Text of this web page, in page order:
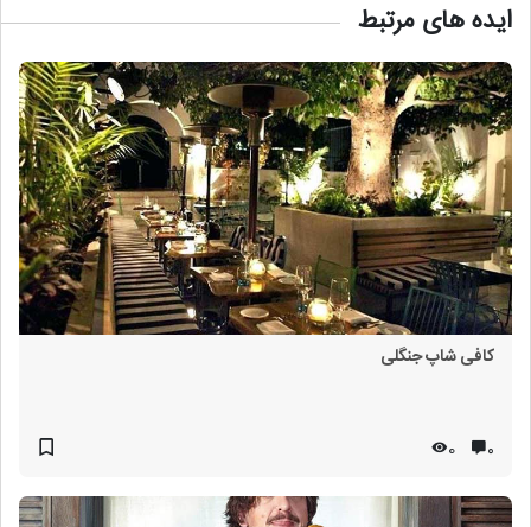
ایده های مرتبط
کافی شاپ جنگلی
۰ 0